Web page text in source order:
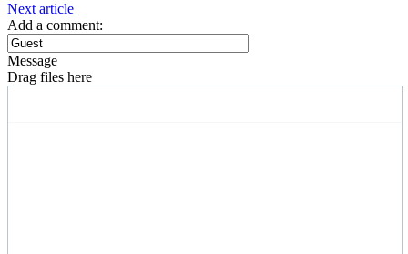
Next article
Add a comment:
Message
Drag files here